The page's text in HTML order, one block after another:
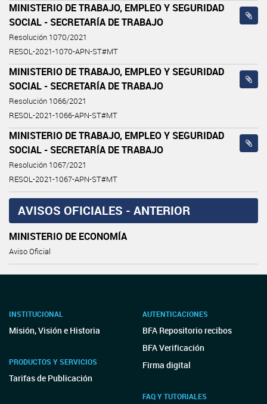
MINISTERIO DE TRABAJO, EMPLEO Y SEGURIDAD
SOCIAL - SECRETARÍA DE TRABAJO
Resolución 1070/2021
RESOL-2021-1070-APN-ST#MT
MINISTERIO DE TRABAJO, EMPLEO Y SEGURIDAD
SOCIAL - SECRETARÍA DE TRABAJO
Resolución 1066/2021
RESOL-2021-1066-APN-ST#MT
MINISTERIO DE TRABAJO, EMPLEO Y SEGURIDAD
SOCIAL - SECRETARÍA DE TRABAJO
Resolución 1067/2021
RESOL-2021-1067-APN-ST#MT
AVISOS OFICIALES - ANTERIOR
MINISTERIO DE ECONOMÍA
Aviso Oficial
INSTITUCIONAL
Misión, Visión e Historia
PRODUCTOS Y SERVICIOS
Tarifas de Publicación
AUTENTICACIONES
BFA Repositorio recibos
BFA Verificación
Firma digital
FAQ Y TUTORIALES